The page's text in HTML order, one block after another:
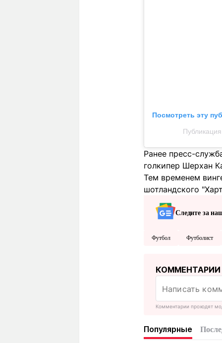
Посмотреть эту
Ранее пресс-
голкипер Шерхан
Тем временем
шотландского
Следите за
Футбол Футболист
КОММЕНТАРИИ
Комментарии проходят
Популярные